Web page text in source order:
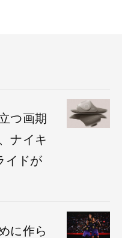
つ画期
ナイキ
イドが
に作ら